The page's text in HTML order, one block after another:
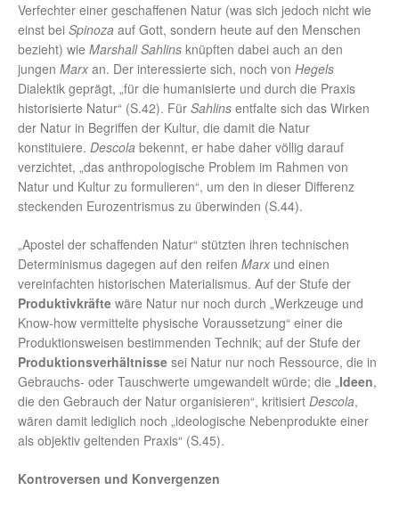
Verfechter einer geschaffenen Natur (was sich jedoch nicht wie
einst bei Spinoza auf Gott, sondern heute auf den Menschen
bezieht) wie Marshall Sahlins knüpften dabei auch an den
jungen Marx an. Der interessierte sich, noch von Hegels
Dialektik geprägt, „für die humanisierte und durch die Praxis
historisierte Natur“ (S.42). Für Sahlins entfalte sich das Wirken
der Natur in Begriffen der Kultur, die damit die Natur
konstituiere. Descola bekennt, er habe daher völlig darauf
verzichtet, „das anthropologische Problem im Rahmen von
Natur und Kultur zu formulieren“, um den in dieser Differenz
steckenden Eurozentrismus zu überwinden (S.44).
„Apostel der schaffenden Natur“ stützten ihren technischen
Determinismus dagegen auf den reifen Marx und einen
vereinfachten historischen Materialismus. Auf der Stufe der
Produktivkräfte wäre Natur nur noch durch „Werkzeuge und
Know-how vermittelte physische Voraussetzung“ einer die
Produktionsweisen bestimmenden Technik; auf der Stufe der
Produktionsverhältnisse sei Natur nur noch Ressource, die in
Gebrauchs- oder Tauschwerte umgewandelt würde; die „Ideen,
die den Gebrauch der Natur organisieren“, kritisiert Descola,
wären damit lediglich noch „ideologische Nebenprodukte einer
als objektiv geltenden Praxis“ (S.45).
Kontroversen und Konvergenzen